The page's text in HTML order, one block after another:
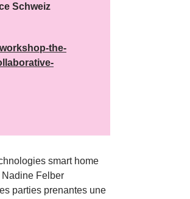
Schweiz
the-
smart home
Nadine Felber
parties prenantes une